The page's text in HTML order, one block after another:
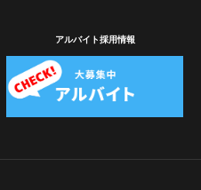
アルバイト採用情報